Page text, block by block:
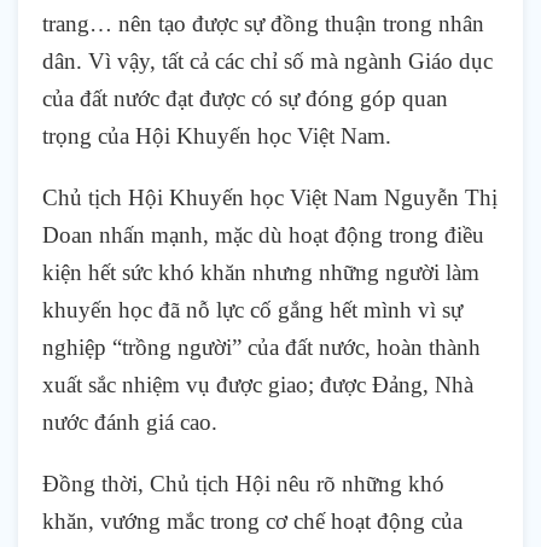
trang… nên tạo được sự đồng thuận trong nhân
dân. Vì vậy, tất cả các chỉ số mà ngành Giáo dục
của đất nước đạt được có sự đóng góp quan
trọng của Hội Khuyến học Việt Nam.
Chủ tịch Hội Khuyến học Việt Nam Nguyễn Thị
Doan nhấn mạnh, mặc dù hoạt động trong điều
kiện hết sức khó khăn nhưng những người làm
khuyến học đã nỗ lực cố gắng hết mình vì sự
nghiệp “trồng người” của đất nước, hoàn thành
xuất sắc nhiệm vụ được giao; được Đảng, Nhà
nước đánh giá cao.
Đồng thời, Chủ tịch Hội nêu rõ những khó
khăn, vướng mắc trong cơ chế hoạt động của